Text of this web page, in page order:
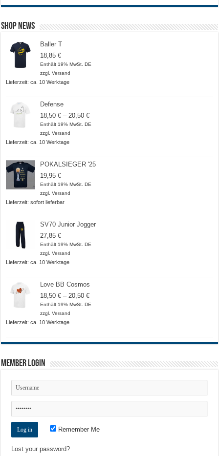
Shop News
Baller T
18,85€
Enthält 19% MwSt. DE
zzgl.Versand
Lieferzeit: ca. 10 Werktage
Defense
18,50€ – 20,50€Preisspanne:
18,50 €
Enthält 19% MwSt. DE
zzgl.Versand
Lieferzeit: ca. 10 Werktage
POKALSIEGER '25
19,95€
Enthält 19% MwSt. DE
zzgl.Versand
Lieferzeit: sofort lieferbar
SV70 Junior Jogger
27,85€
Enthält 19% MwSt. DE
zzgl.Versand
Lieferzeit: ca. 10 Werktage
Love BB Cosmos
18,50€ – 20,50€Preisspanne:
18,50 €
Enthält 19% MwSt. DE
zzgl.Versand
Lieferzeit: ca. 10 Werktage
Member Login
Remember Me
Lost your password?